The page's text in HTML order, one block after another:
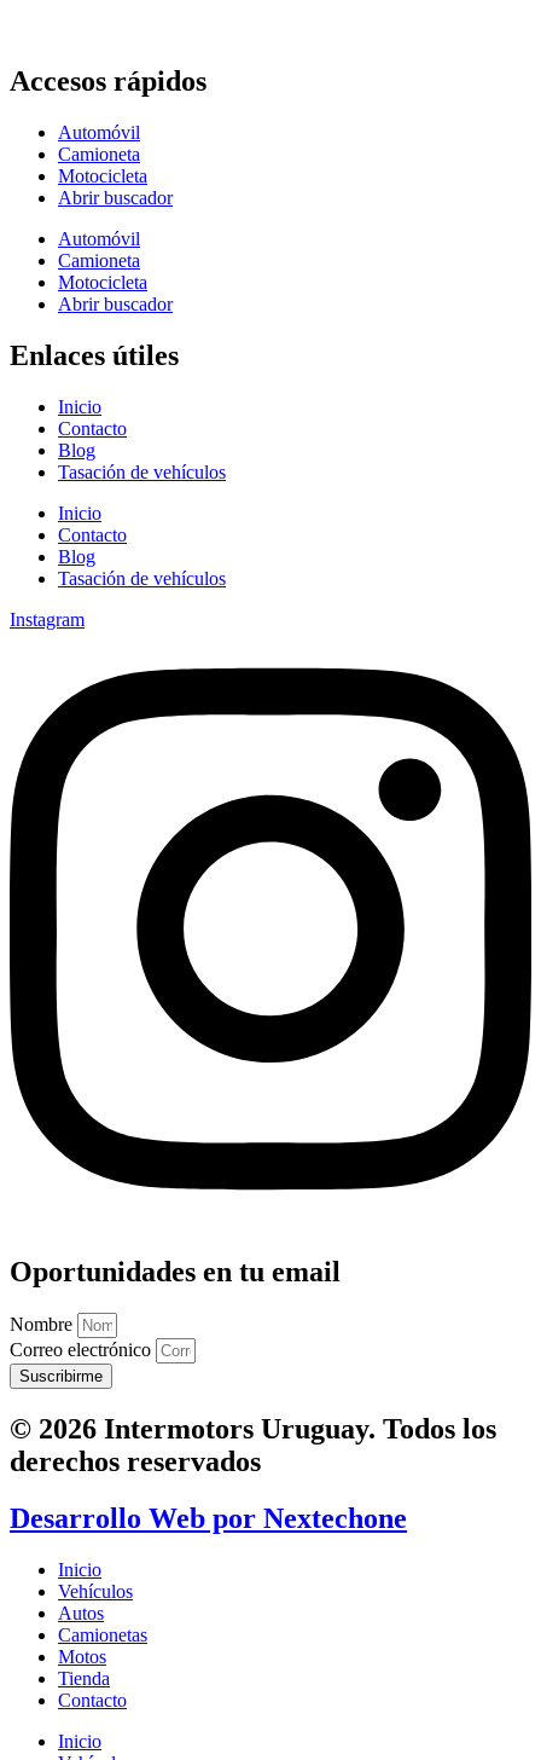
Accesos rápidos
Automóvil
Camioneta
Motocicleta
Abrir buscador
Automóvil
Camioneta
Motocicleta
Abrir buscador
Enlaces útiles
Inicio
Contacto
Blog
Tasación de vehículos
Inicio
Contacto
Blog
Tasación de vehículos
Instagram
Oportunidades en tu email
Nombre
Correo electrónico
Suscribirme
© 2026 Intermotors Uruguay. Todos los
derechos reservados
Desarrollo Web por Nextechone
Inicio
Vehículos
Autos
Camionetas
Motos
Tienda
Contacto
Inicio